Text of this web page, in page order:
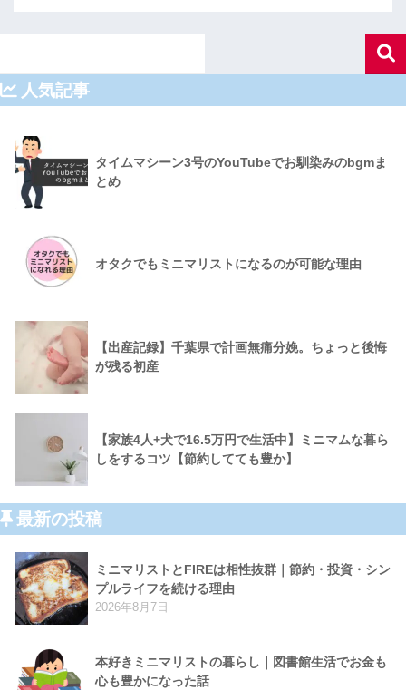
人気記事
タイムマシーン3号のYouTubeでお馴染みのbgmま
とめ
オタクでもミニマリストになるのが可能な理由
【出産記録】千葉県で計画無痛分娩。ちょっと後悔
が残る初産
【家族4人+犬で16.5万円で生活中】ミニマムな暮ら
しをするコツ【節約してても豊か】
最新の投稿
ミニマリストとFIREは相性抜群｜節約・投資・シン
プルライフを続ける理由
2026年8月7日
本好きミニマリストの暮らし｜図書館生活でお金も
心も豊かになった話